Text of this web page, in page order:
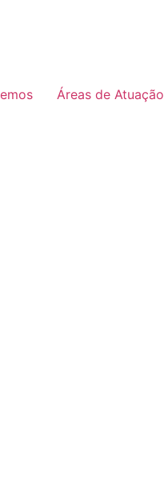
Áreas de Atuação